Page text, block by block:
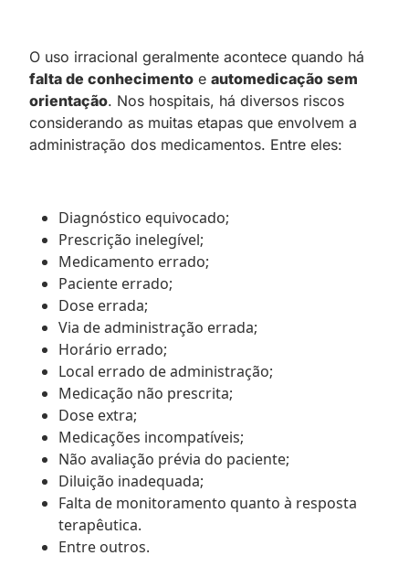
O uso irracional geralmente acontece quando há
falta de conhecimento e automedicação sem
orientação. Nos hospitais, há diversos riscos
considerando as muitas etapas que envolvem a
administração dos medicamentos. Entre eles:
Diagnóstico equivocado;
Prescrição inelegível;
Medicamento errado;
Paciente errado;
Dose errada;
Via de administração errada;
Horário errado;
Local errado de administração;
Medicação não prescrita;
Dose extra;
Medicações incompatíveis;
Não avaliação prévia do paciente;
Diluição inadequada;
Falta de monitoramento quanto à resposta
terapêutica.
Entre outros.